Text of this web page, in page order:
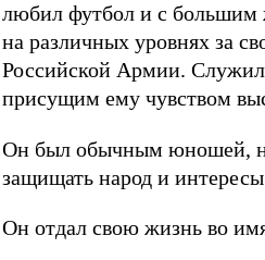
любил футбол и с большим
на различных уровнях за
Российской Армии. Служил
присущим ему чувством
Он был обычным юношей,
защищать народ и
Он отдал свою жизнь во